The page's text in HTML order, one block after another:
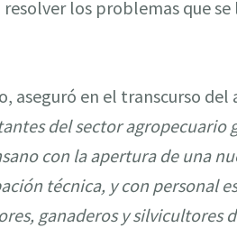
los problemas que se
aseguró en el transcurso
del sector agropecuario
con la apertura de una
técnica, y con personal
ganaderos y silvicultores